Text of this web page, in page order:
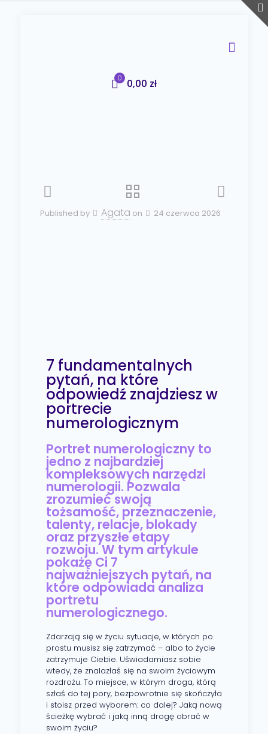
0 0,00 zł
Published by Agata on 24 czerwca 2026
7 fundamentalnych
pytań, na które
odpowiedź znajdziesz w
portrecie
numerologicznym​
Portret numerologiczny to
jedno z najbardziej
kompleksowych narzędzi
numerologii. Pozwala
zrozumieć swoją
tożsamość, przeznaczenie,
talenty, relacje, blokady
oraz przyszłe etapy
rozwoju. W tym artykule
pokażę Ci 7
najważniejszych pytań, na
które odpowiada analiza
portretu
numerologicznego.
Zdarzają się w życiu sytuacje, w których po
prostu musisz się zatrzymać – albo to życie
zatrzymuje Ciebie. Uświadamiasz sobie
wtedy, że znalazłaś się na swoim życiowym
rozdrożu. To miejsce, w którym droga, którą
szłaś do tej pory, bezpowrotnie się skończyła
i stoisz przed wyborem: co dalej? Jaką nową
ścieżkę wybrać i jaką inną drogę obrać w
swoim życiu?